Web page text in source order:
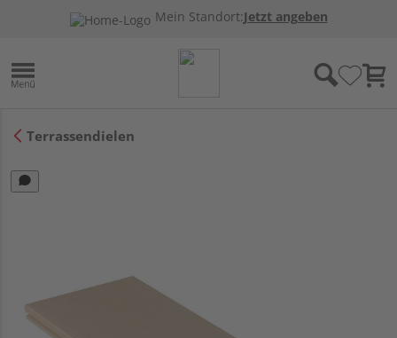
Mein Standort:Jetzt angeben
Terrassendielen